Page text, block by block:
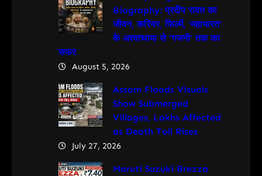
Biography: प्रदीप रावत का
जीवन, करियर, फिल्में, ‘महाभारत’
के अश्वत्थामा से ‘गजनी’ तक का
सफर
August 5, 2026
Assam Floods Visuals
Show Submerged
Villages, Lakhs Affected
as Death Toll Rises
July 27, 2026
Maruti Suzuki Brezza